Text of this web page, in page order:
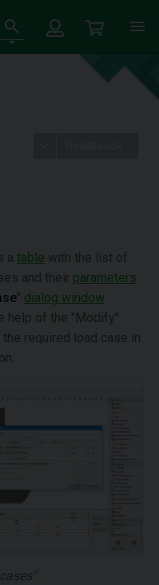
a table with the list of
and their parameters
" dialog window
help of the "Modify"
required load case in